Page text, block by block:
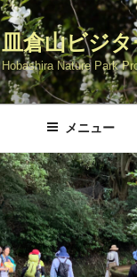
皿倉山ビジ
Hobashira Nature Park
メニュー